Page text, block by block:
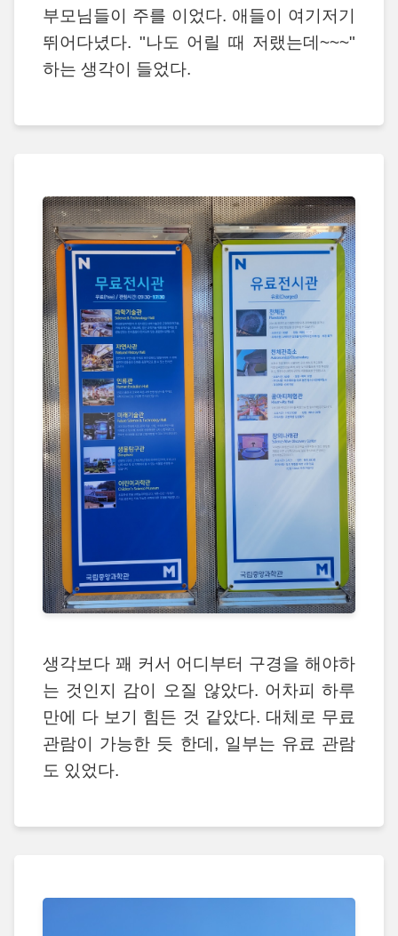
부모님들이 주를 이었다. 애들이 여기저기
뛰어다녔다. "나도 어릴 때 저랬는데~~~"
하는 생각이 들었다.
생각보다 꽤 커서 어디부터 구경을 해야하
는 것인지 감이 오질 않았다. 어차피 하루
만에 다 보기 힘든 것 같았다. 대체로 무료
관람이 가능한 듯 한데, 일부는 유료 관람
도 있었다.